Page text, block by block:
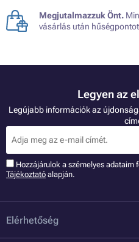
Megjutalmazzuk Önt.
vásárlás után
Legyen az
Legújabb információk az
Hozzájárulok a szémelyes adataim
Tájékoztató alapján.
Elérhetőség